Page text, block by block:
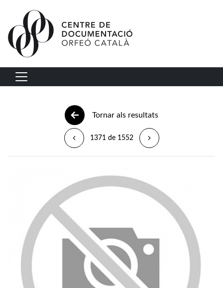
Vés al contingut
Navegació principal
Tornar als resultats
1371 de 1552